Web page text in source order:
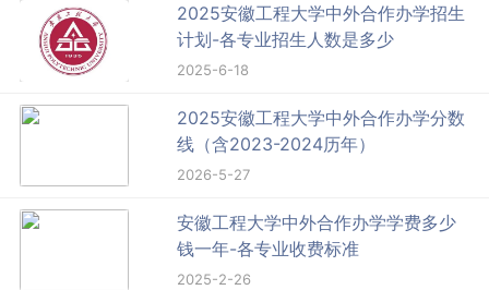
2025安徽工程大学中外合作办学招生
计划-各专业招生人数是多少
2025-6-18
2025安徽工程大学中外合作办学分数
线（含2023-2024历年）
2026-5-27
安徽工程大学中外合作办学学费多少
钱一年-各专业收费标准
2025-2-26